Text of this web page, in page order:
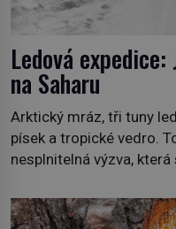
Ledová
na Saharu
Arktický mráz, tři tuny
písek a tropické vedro.
nesplnitelná výzva,
na podzim 1958 jako
neobvyklou výzvou.